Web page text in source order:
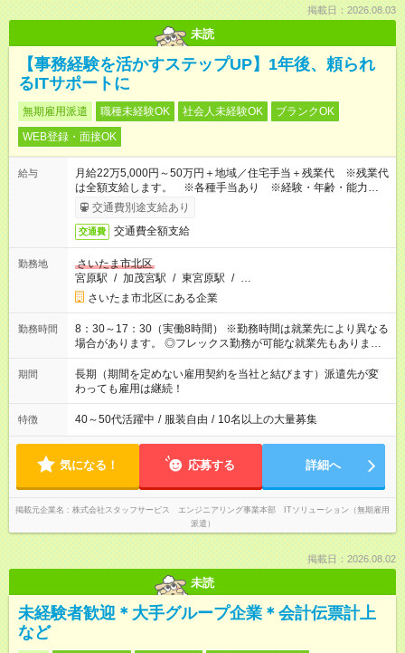
掲載日：2026.08.03
未読
【事務経験を活かすステップUP】1年後、頼られ
るITサポートに
無期雇用派遣 職種未経験OK 社会人未経験OK
ブランクOK
WEB登録・面接OK
給与
月給22万5,000円～50万円＋地域／住宅手当＋残業代 ※残業代
は全額支給します。 ※各種手当あり ※経験・年齢・能力等を
考慮して加給・優遇します。
交通費別途支給あり
交通費 交通費全額支給
勤務地
さいたま市北区
宮原駅 / 加茂宮駅 / 東宮原駅 / …
さいたま市北区にある企業
勤務時間
8：30～17：30（実働8時間） ※勤務時間は就業先により異なる
場合があります。 ◎フレックス勤務が可能な就業先もありま
す。 ◎今よりもさらに働きやすい環境をつくるべく、 働き方
改革に全社をあげて取り組んでいます。
期間
長期（期間を定めない雇用契約を当社と結びます）派遣先が変
わっても雇用は継続！
特徴 40～50代活躍中 / 服装自由 / 10名以上の大量募集
気になる！ 応募する 詳細へ
掲載元企業名
株式会社スタッフサービス エンジニアリング事業本部 ITソリューション（無期雇用
派遣）
掲載日：2026.08.02
未読
未経験者歓迎＊大手グループ企業＊会計伝票計上
など